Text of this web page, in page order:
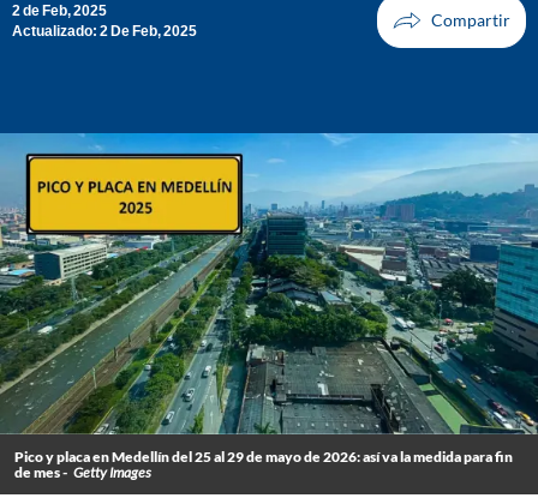
2 de Feb, 2025
Actualizado: 2 De Feb, 2025
Pico y placa en Medellín del 25 al 29 de mayo de 2026: así va la medida para fin
de mes - Getty Images